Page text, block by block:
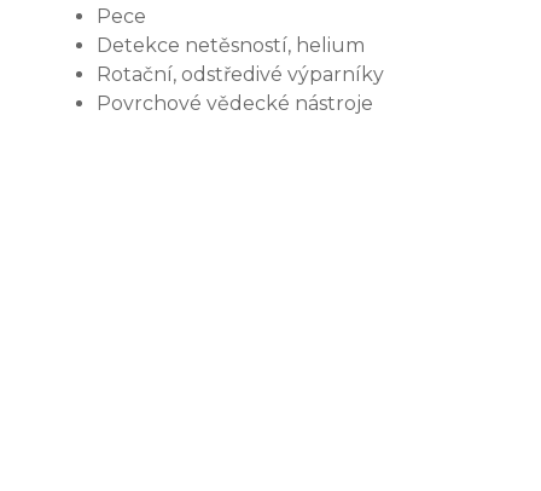
Pece
Detekce netěsností, helium
Rotační, odstředivé výparníky
Povrchové vědecké nástroje